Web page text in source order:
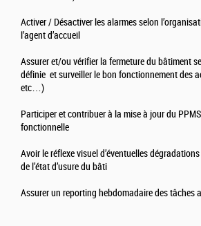
Activer / Désactiver les alarmes selon
l’agent d’accueil
Assurer et/ou vérifier la fermeture du bâtiment
définie et surveiller le bon fonctionnement des
etc…)
Participer et contribuer à la mise à jour du
fonctionnelle
Avoir le réflexe visuel d’éventuelles
de l’état d’usure du bâti
Assurer un reporting hebdomadaire des tâches